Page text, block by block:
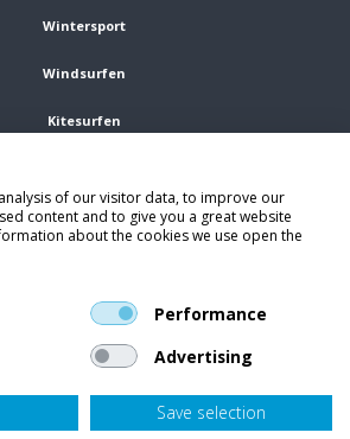
Wintersport
Windsurfen
Kitesurfen
Kleding
media
aanbiedingen en kortingsacties.
Van Bellen Wind & Snowgemiddeld met een
of our visitor data, to improve our
content and to give you a great website
about the cookies we use open the
Performance
Advertising
Save selection